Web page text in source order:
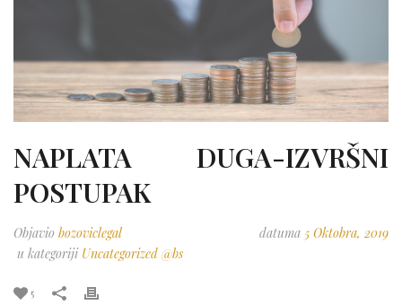
NAPLATA DUGA-IZVRŠNI
POSTUPAK
Objavio bozoviclegal datuma 5 Oktobra, 2019
u kategoriji Uncategorized @bs
5